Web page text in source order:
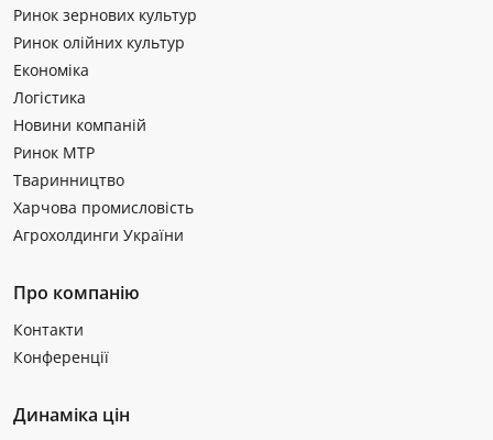
Ринок зернових культур
Ринок олійних культур
Економіка
Логістика
Новини компаній
Ринок МТР
Тваринництво
Харчова промисловість
Агрохолдинги України
Про компанію
Контакти
Конференції
Динаміка цін